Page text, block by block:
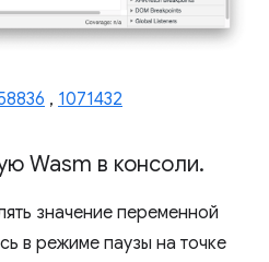
, 1071432
Wasm в консоли.
значение переменной
в режиме паузы на точке